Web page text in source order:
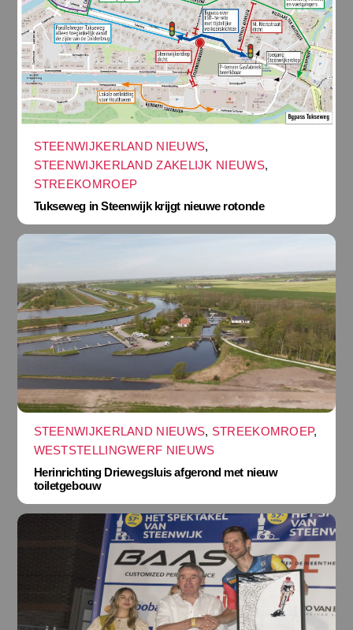
STEENWIJKERLAND NIEUWS,
STEENWIJKERLAND ZAKELIJK NIEUWS,
STREEKOMROEP
Tukseweg in Steenwijk krijgt nieuwe rotonde
STEENWIJKERLAND NIEUWS, STREEKOMROEP,
WESTSTELLINGWERF NIEUWS
Herinrichting Driewegsluis afgerond met nieuw
toiletgebouw